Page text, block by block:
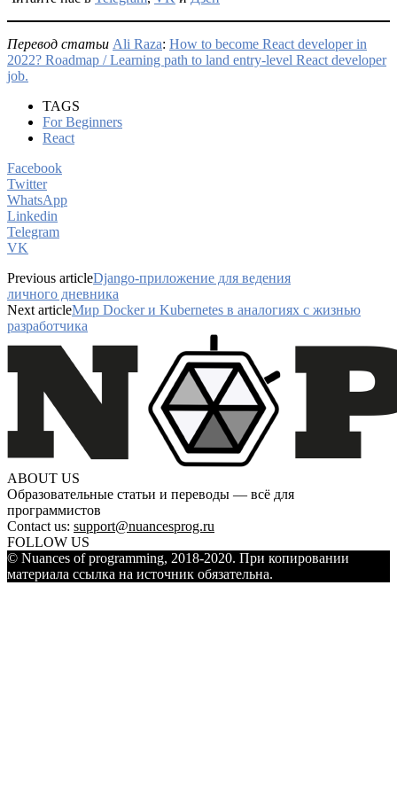
Перевод статьи Ali Raza: How to become React developer in
2022? Roadmap / Learning path to land entry-level React developer
job.
TAGS
For Beginners
React
Facebook
Twitter
WhatsApp
Linkedin
Telegram
VK
Previous articleDjango-приложение для ведения
личного дневника
Next articleМир Docker и Kubernetes в аналогиях с жизнью
разработчика
ABOUT US
Образовательные статьи и переводы — всё для
программистов
Contact us: support@nuancesprog.ru
FOLLOW US
© Nuances of programming, 2018-2020. При копировании
материала ссылка на источник обязательна.